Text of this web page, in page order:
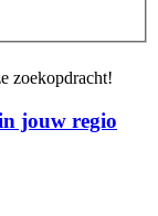
zoekopdracht!
jouw regio